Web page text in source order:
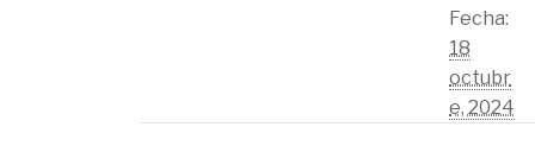
Fecha:
18
octubr
e, 2024